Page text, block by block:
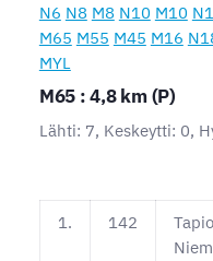
N6 N8 M8 N10 M10
M65 M55 M45 M16
MYL
M65 : 4,8 km (P)
Lähti: 7, Keskeytti: 0,
1. 142
Tapio